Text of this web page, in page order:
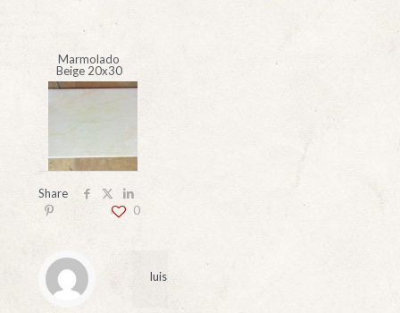
Marmolado
Beige 20x30
Share
0
luis